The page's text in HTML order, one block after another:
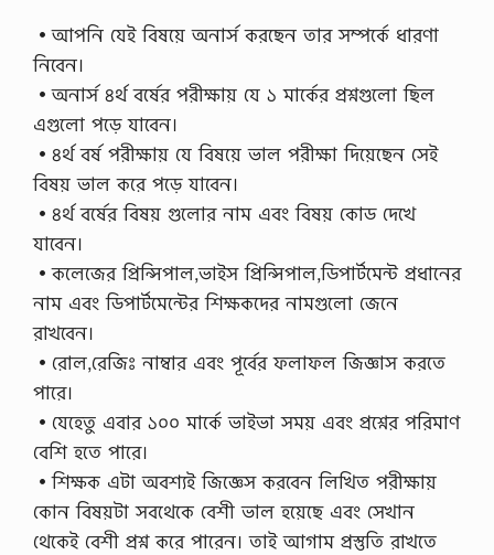
•আপনি যেই বিষয়ে অনার্স করছেন তার সম্পর্কে ধারণা
নিবেন।
•অনার্স ৪র্থ বর্ষের পরীক্ষায় যে ১ মার্কের প্রশ্নগুলো ছিল
এগুলো পড়ে যাবেন।
•৪র্থ বর্ষ পরীক্ষায় যে বিষয়ে ভাল পরীক্ষা দিয়েছেন সেই
বিষয় ভাল করে পড়ে যাবেন।
•৪র্থ বর্ষের বিষয় গুলোর নাম এবং বিষয় কোড দেখে
যাবেন।
•কলেজের প্রিন্সিপাল,ভাইস প্রিন্সিপাল,ডিপার্টমেন্ট প্রধানের
নাম এবং ডিপার্টমেন্টের শিক্ষকদের নামগুলো জেনে
রাখবেন।
•রোল,রেজিঃ নাম্বার এবং পূর্বের ফলাফল জিজ্ঞাস করতে
পারে।
•যেহেতু এবার ১০০ মার্কে ভাইভা সময় এবং প্রশ্নের পরিমাণ
বেশি হতে পারে।
•শিক্ষক এটা অবশ্যই জিজ্ঞেস করবেন লিখিত পরীক্ষায়
কোন বিষয়টা সবথেকে বেশী ভাল হয়েছে এবং সেখান
থেকেই বেশী প্রশ্ন করে পারেন। তাই আগাম প্রস্তুতি রাখতে